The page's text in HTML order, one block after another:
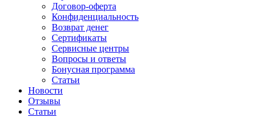
Договор-оферта
Конфиденциальность
Возврат денег
Сертификаты
Сервисные центры
Вопросы и ответы
Бонусная программа
Статьи
Новости
Отзывы
Статьи